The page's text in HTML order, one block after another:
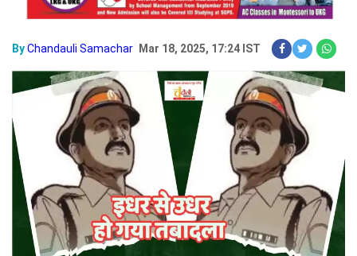
ByChandauli Samachar Mar 18, 2025, 17:24 IST